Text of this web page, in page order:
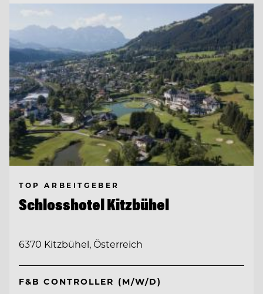
TOP ARBEITGEBER
Schlosshotel Kitzbühel
6370 Kitzbühel, Österreich
F&B CONTROLLER (M/W/D)